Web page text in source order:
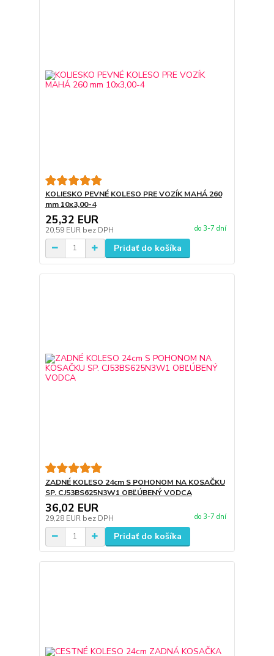
KOLIESKO PEVNÉ KOLESO PRE VOZÍK MAHÁ 260
mm 10x3,00-4
25,32 EUR
20,59 EUR bez DPH do 3-7 dní
Pridať do košíka
ZADNÉ KOLESO 24cm S POHONOM NA KOSAČKU
SP. CJ53BS625N3W1 OBĽÚBENÝ VODCA
36,02 EUR
29,28 EUR bez DPH do 3-7 dní
Pridať do košíka